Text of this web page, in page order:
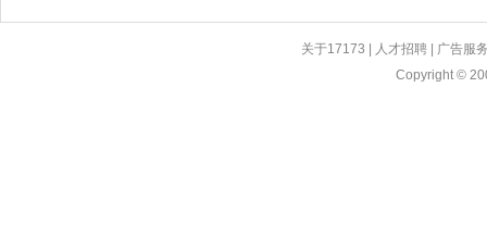
关于17173 人才招聘
广告服
Copyright ©